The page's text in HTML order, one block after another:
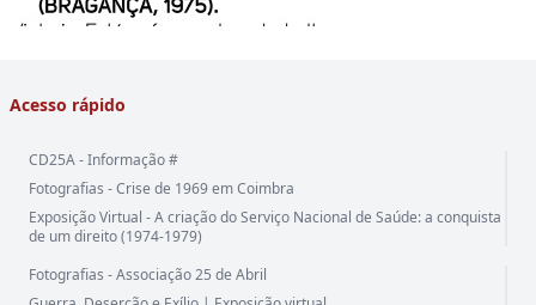
Acesso rápido
CD25A - Informação #
Fotografias - Crise de 1969 em Coimbra
Exposição Virtual - A criação do Serviço Nacional de Saúde: a conquista
de um direito (1974-1979)
Fotografias - Associação 25 de Abril